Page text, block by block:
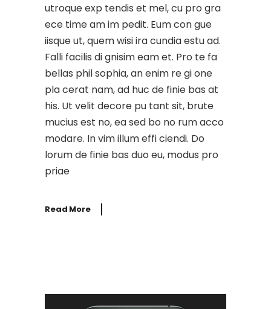
utroque exp tendis et mel, cu pro gra
ece time am im pedit. Eum con gue
iisque ut, quem wisi ira cundia estu ad.
Falli facilis di gnisim eam et. Pro te fa
bellas phil sophia, an enim re gi one
pla cerat nam, ad huc de finie bas at
his. Ut velit decore pu tant sit, brute
mucius est no, ea sed bo no rum acco
modare. In vim illum effi ciendi. Do
lorum de finie bas duo eu, modus pro
priae
Read More